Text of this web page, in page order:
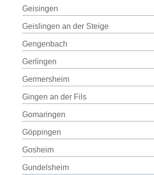
Geisingen
Geislingen an der Steige
Gengenbach
Gerlingen
Germersheim
Gingen an der Fils
Gomaringen
Göppingen
Gosheim
Gundelsheim